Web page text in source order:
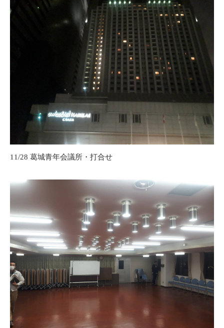
11/28 葛城青年会議所・打合せ